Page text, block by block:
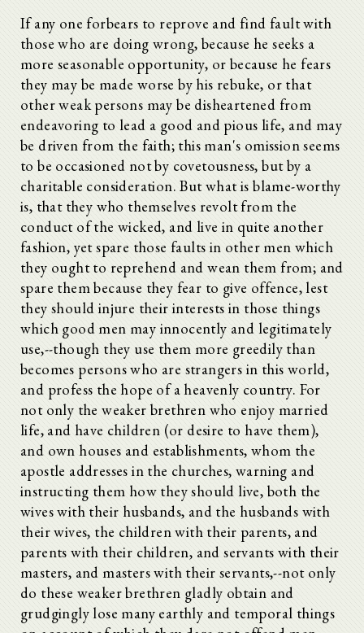
If any one forbears to reprove and find fault with
those who are doing wrong, because he seeks a
more seasonable opportunity, or because he fears
they may be made worse by his rebuke, or that
other weak persons may be disheartened from
endeavoring to lead a good and pious life, and may
be driven from the faith; this man's omission seems
to be occasioned not by covetousness, but by a
charitable consideration. But what is blame-worthy
is, that they who themselves revolt from the
conduct of the wicked, and live in quite another
fashion, yet spare those faults in other men which
they ought to reprehend and wean them from; and
spare them because they fear to give offence, lest
they should injure their interests in those things
which good men may innocently and legitimately
use,--though they use them more greedily than
becomes persons who are strangers in this world,
and profess the hope of a heavenly country. For
not only the weaker brethren who enjoy married
life, and have children (or desire to have them),
and own houses and establishments, whom the
apostle addresses in the churches, warning and
instructing them how they should live, both the
wives with their husbands, and the husbands with
their wives, the children with their parents, and
parents with their children, and servants with their
masters, and masters with their servants,--not only
do these weaker brethren gladly obtain and
grudgingly lose many earthly and temporal things